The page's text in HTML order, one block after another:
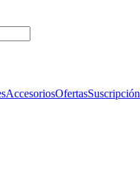
AccesoriosOfertasSuscripción